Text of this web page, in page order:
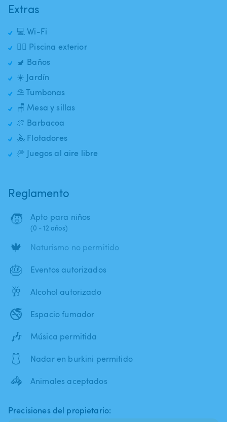
Extras
💻 Wi-Fi
🏊‍♂️ Piscina exterior
🚽 Baños
☀️ Jardín
⛱️ Tumbonas
🪑 Mesa y sillas
🍖 Barbacoa
🤽 Flotadores
🥏 Juegos al aire libre
Reglamento
🧒 Apto para niños
(0 - 12 años)
🍁 Naturismo no permitido
🎂 Eventos autorizados
🥂 Alcohol autorizado
🚭 Espacio fumador
🎶 Música permitida
🩱 Nadar en burkini permitido
🦓 Animales aceptados
Precisiones del propietario: